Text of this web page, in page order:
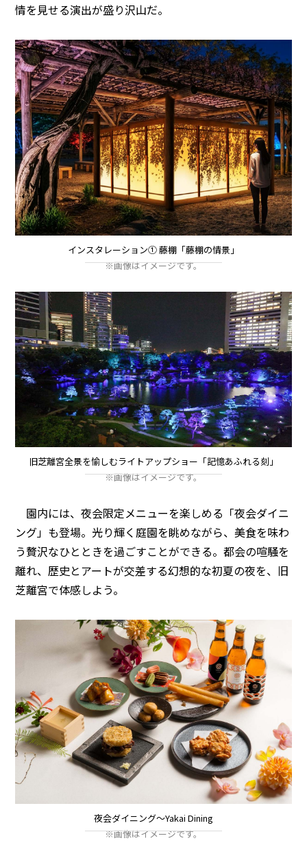
情を見せる演出が盛り沢山だ。
インスタレーション① 藤棚「藤棚の情景」
※画像はイメージです。
旧芝離宮全景を愉しむライトアップショー「記憶あふれる刻」
※画像はイメージです。
園内には、夜会限定メニューを楽しめる「夜会ダイニ
ング」も登場。光り輝く庭園を眺めながら、美食を味わ
う贅沢なひとときを過ごすことができる。都会の喧騒を
離れ、歴史とアートが交差する幻想的な初夏の夜を、旧
芝離宮で体感しよう。
夜会ダイニング〜Yakai Dining
※画像はイメージです。